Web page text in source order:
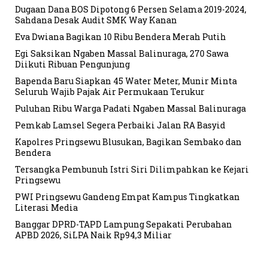
Dugaan Dana BOS Dipotong 6 Persen Selama 2019-2024,
Sahdana Desak Audit SMK Way Kanan
Eva Dwiana Bagikan 10 Ribu Bendera Merah Putih
Egi Saksikan Ngaben Massal Balinuraga, 270 Sawa
Diikuti Ribuan Pengunjung
Bapenda Baru Siapkan 45 Water Meter, Munir Minta
Seluruh Wajib Pajak Air Permukaan Terukur
Puluhan Ribu Warga Padati Ngaben Massal Balinuraga
Pemkab Lamsel Segera Perbaiki Jalan RA Basyid
Kapolres Pringsewu Blusukan, Bagikan Sembako dan
Bendera
Tersangka Pembunuh Istri Siri Dilimpahkan ke Kejari
Pringsewu
PWI Pringsewu Gandeng Empat Kampus Tingkatkan
Literasi Media
Banggar DPRD-TAPD Lampung Sepakati Perubahan
APBD 2026, SiLPA Naik Rp94,3 Miliar